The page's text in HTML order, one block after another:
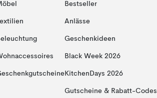
Bestseller
Anlässe
Geschenkideen
Black Week 2026
KitchenDays 2026
Gutscheine & Rabatt-Codes